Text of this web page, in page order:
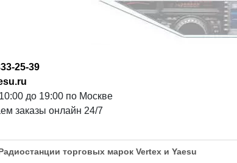
25-39
до 19:00 по Москве
заказы онлайн 24/7
торговых марок Vertex и Yaesu